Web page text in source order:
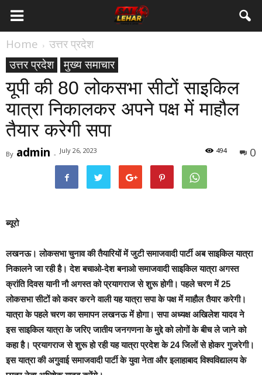
Home
उत्तर प्रदेश
उत्तर प्रदेश
मुख्य समाचार
यूपी की 80 लोकसभा सीटों साइकिल
यात्रा निकालकर अपने पक्ष में माहौल
तैयार करेगी सपा
By admin - July 26, 2023 0
494
ब्यूरो
लखनऊ।लोकसभा चुनाव की तैयारियों में जुटी समाजवादी पार्टी अब साइकिल यात्रा
निकालने जा रही है। देश बचाओ-देश बनाओ समाजवादी साइकिल यात्रा अगस्त
क्रांति दिवस यानी नौ अगस्त को प्रयागराज से शुरू होगी। पहले चरण में 25
लोकसभा सीटों को कवर करने वाली यह यात्रा सपा के पक्ष में माहौल तैयार करेगी।
यात्रा के पहले चरण का समापन लखनऊ में होगा। सपा अध्यक्ष अखिलेश यादव ने
इस साइकिल यात्रा के जरिए जातीय जनगणना के मुद्दे को लोगों के बीच ले जाने को
कहा है। प्रयागराज से शुरू हो रही यह यात्रा प्रदेश के 24 जिलों से होकर गुजरेगी।
इस यात्रा की अगुवाई समाजवादी पार्टी के युवा नेता और इलाहाबाद विश्वविद्यालय के